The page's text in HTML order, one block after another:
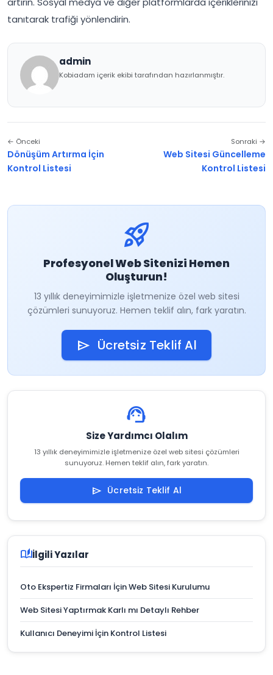
tanıtarak trafiği yönlendirin.
admin
Kobiadam içerik ekibi tarafından hazırlanmıştır.
← Önceki
Dönüşüm Artırma İçin
Kontrol Listesi
Sonraki →
Web Sitesi Güncelleme
Kontrol Listesi
rocket_launch
Profesyonel Web Sitenizi Hemen
Oluşturun!
13 yıllık deneyimimizle işletmenize özel web sitesi
çözümleri sunuyoruz. Hemen teklif alın, fark yaratın.
send Ücretsiz Teklif Al
support_agent
Size Yardımcı Olalım
13 yıllık deneyimimizle işletmenize özel web sitesi çözümleri
sunuyoruz. Hemen teklif alın, fark yaratın.
send Ücretsiz Teklif Al
auto_storiesİlgili Yazılar
Oto Ekspertiz Firmaları İçin Web Sitesi Kurulumu
Web Sitesi Yaptırmak Karlı mı Detaylı Rehber
Kullanıcı Deneyimi İçin Kontrol Listesi